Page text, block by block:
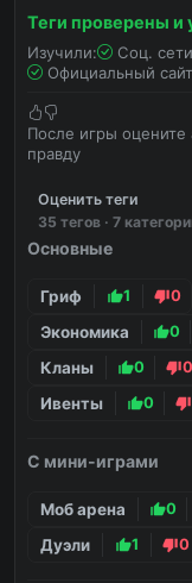
Теги проверены и
Изучили: Соц.
Официальный сайт
После игры оцените
правду
Оценить теги
35 тегов · 7
Основные
Гриф 1 0
Экономика 0
Кланы 0 0
Ивенты 0
С мини-играми
Моб арена 0
Дуэли 1 0